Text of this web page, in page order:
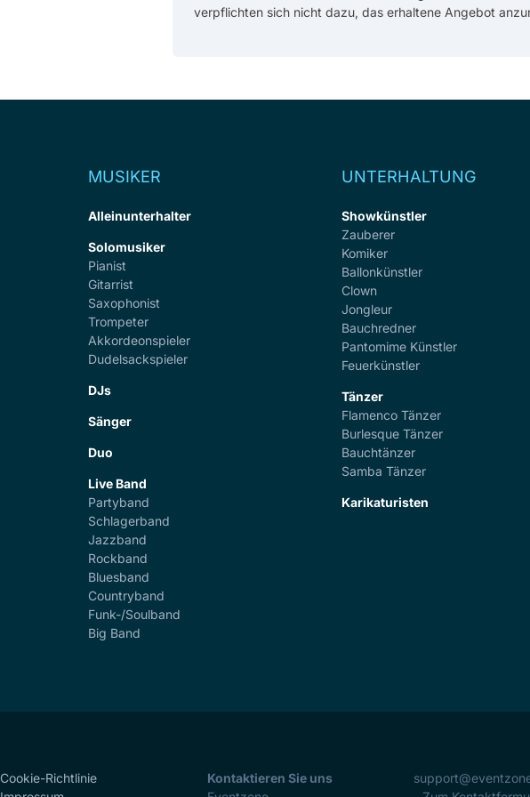
verpflichten sich nicht dazu, das erhaltene Angebot
MUSIKER
Alleinunterhalter
Solomusiker
Pianist
Gitarrist
Saxophonist
Trompeter
Akkordeonspieler
Dudelsackspieler
DJs
Sänger
Duo
Live Band
Partyband
Schlagerband
Jazzband
Rockband
Bluesband
Countryband
Funk-/Soulband
Big Band
UNTERHALTUNG
Showkünstler
Zauberer
Komiker
Ballonkünstler
Clown
Jongleur
Bauchredner
Pantomime Künstler
Feuerkünstler
Tänzer
Flamenco Tänzer
Burlesque Tänzer
Bauchtänzer
Samba Tänzer
Karikaturisten
Cookie-Richtlinie
Kontaktieren Sie uns